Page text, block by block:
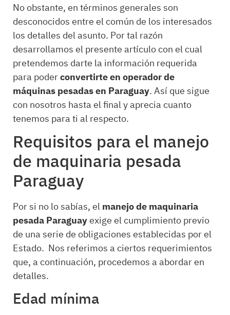
No obstante, en términos generales son
desconocidos entre el común de los interesados
los detalles del asunto. Por tal razón
desarrollamos el presente artículo con el cual
pretendemos darte la información requerida
para poderconvertirte en operador de
máquinas pesadas en Paraguay. Así que sigue
con nosotros hasta el final y aprecia cuanto
tenemos para ti al respecto.
Requisitos para el manejo
de maquinaria pesada
Paraguay
Por si no lo sabías, elmanejo de maquinaria
pesada Paraguayexige el cumplimiento previo
de una serie de obligaciones establecidas por el
Estado. Nos referimos a ciertos requerimientos
que, a continuación, procedemos a abordar en
detalles.
Edad mínima